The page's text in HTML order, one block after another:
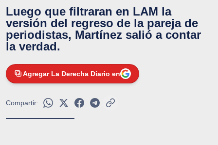
Luego que filtraran en LAM la
versión del regreso de la pareja de
periodistas, Martínez salió a contar
la verdad.
Agregar La Derecha Diario en
Compartir: